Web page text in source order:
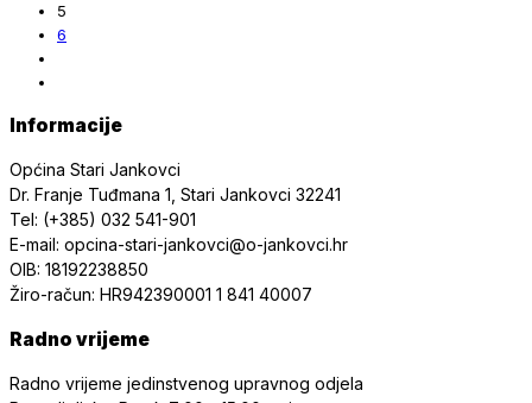
5
6
Informacije
Općina Stari Jankovci
Dr. Franje Tuđmana 1, Stari Jankovci 32241
Tel: (+385) 032 541-901
E-mail: opcina-stari-jankovci@o-jankovci.hr
OIB: 18192238850
Žiro-račun: HR942390001 1 841 40007
Radno vrijeme
Radno vrijeme jedinstvenog upravnog odjela